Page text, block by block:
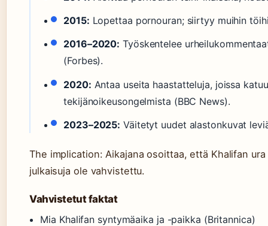
2015: Lopettaa pornouran; siirtyy muihin
2016–2020: Työskentelee
(Forbes).
2020: Antaa useita haastatteluja, joissa
tekijänoikeusongelmista (BBC News).
2023–2025: Väitetyt uudet alastonkuvat
The implication: Aikajana osoittaa, että Khalifan
julkaisuja ole vahvistettu.
Vahvistetut faktat
Mia Khalifan syntymäaika ja -paikka (Britannica)